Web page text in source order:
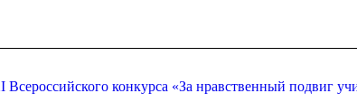
конкурса «За нравственный подвиг